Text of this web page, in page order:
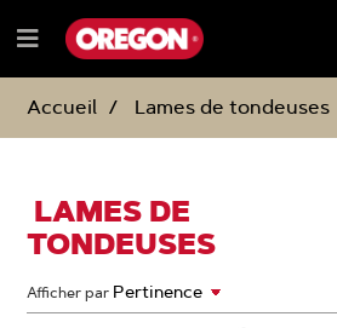
PASSER
AU
CONTENU
PASSER
AU
DE
NAVIGATION
Menu
Accueil
Lames de tondeuses
LAMES DE
TONDEUSES
Afficher par